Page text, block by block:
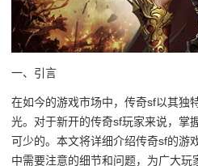
一、引言
在如今的游戏市场中，传奇sf以其独
光。对于新开的传奇sf玩家来说，掌
可少的。本文将详细介绍传奇sf的游
中需要注意的细节和问题，为广大